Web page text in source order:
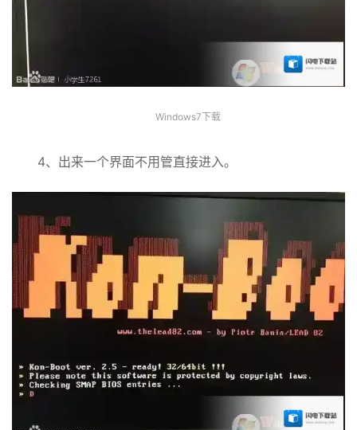
Windows7下载
4、出来一个界面不用管直接进入。